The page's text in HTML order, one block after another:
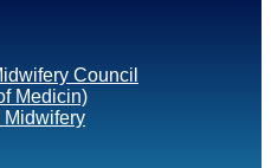
Council
Medicin)
Midwifery